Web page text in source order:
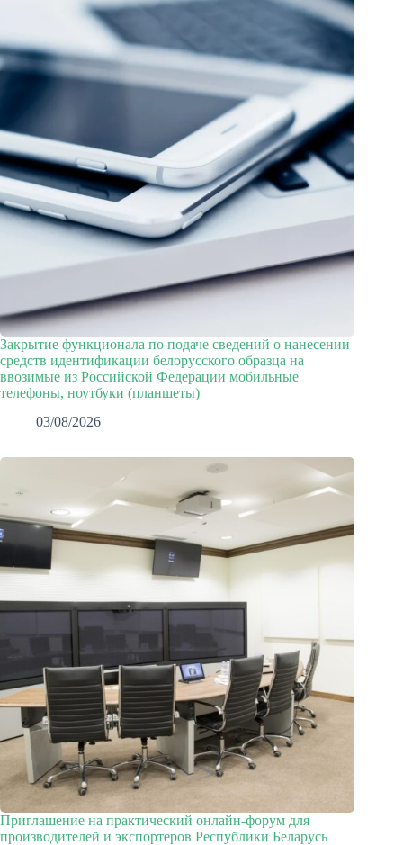
Закрытие функционала по подаче сведений о нанесении
средств идентификации белорусского образца на
ввозимые из Российской Федерации мобильные
телефоны, ноутбуки (планшеты)
03/08/2026
Приглашение на практический онлайн-форум для
производителей и экспортеров Республики Беларусь